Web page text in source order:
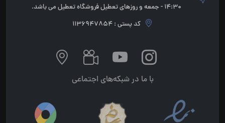
14:30 - جمعه و روزهای تعطیل فروشگاه تعطیل می باشد.
کد پستی : 1136947854
با ما در شبکه‌های اجتماعی